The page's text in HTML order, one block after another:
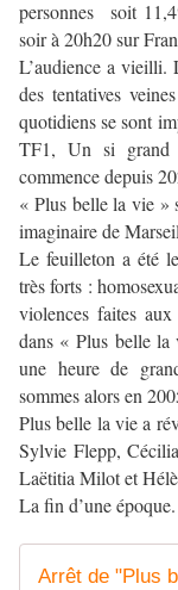
personnes soit
soir à 20h20 sur
L’audience a vieilli.
des tentatives
quotidiens se sont
TF1, Un si
commence depuis
« Plus belle la vie »
imaginaire de
Le feuilleton a été
très forts :
violences faites
dans « Plus belle la
une heure de
sommes alors en
Plus belle la vie a
Sylvie Flepp,
Laëtitia Milot et
La fin d’une époque.